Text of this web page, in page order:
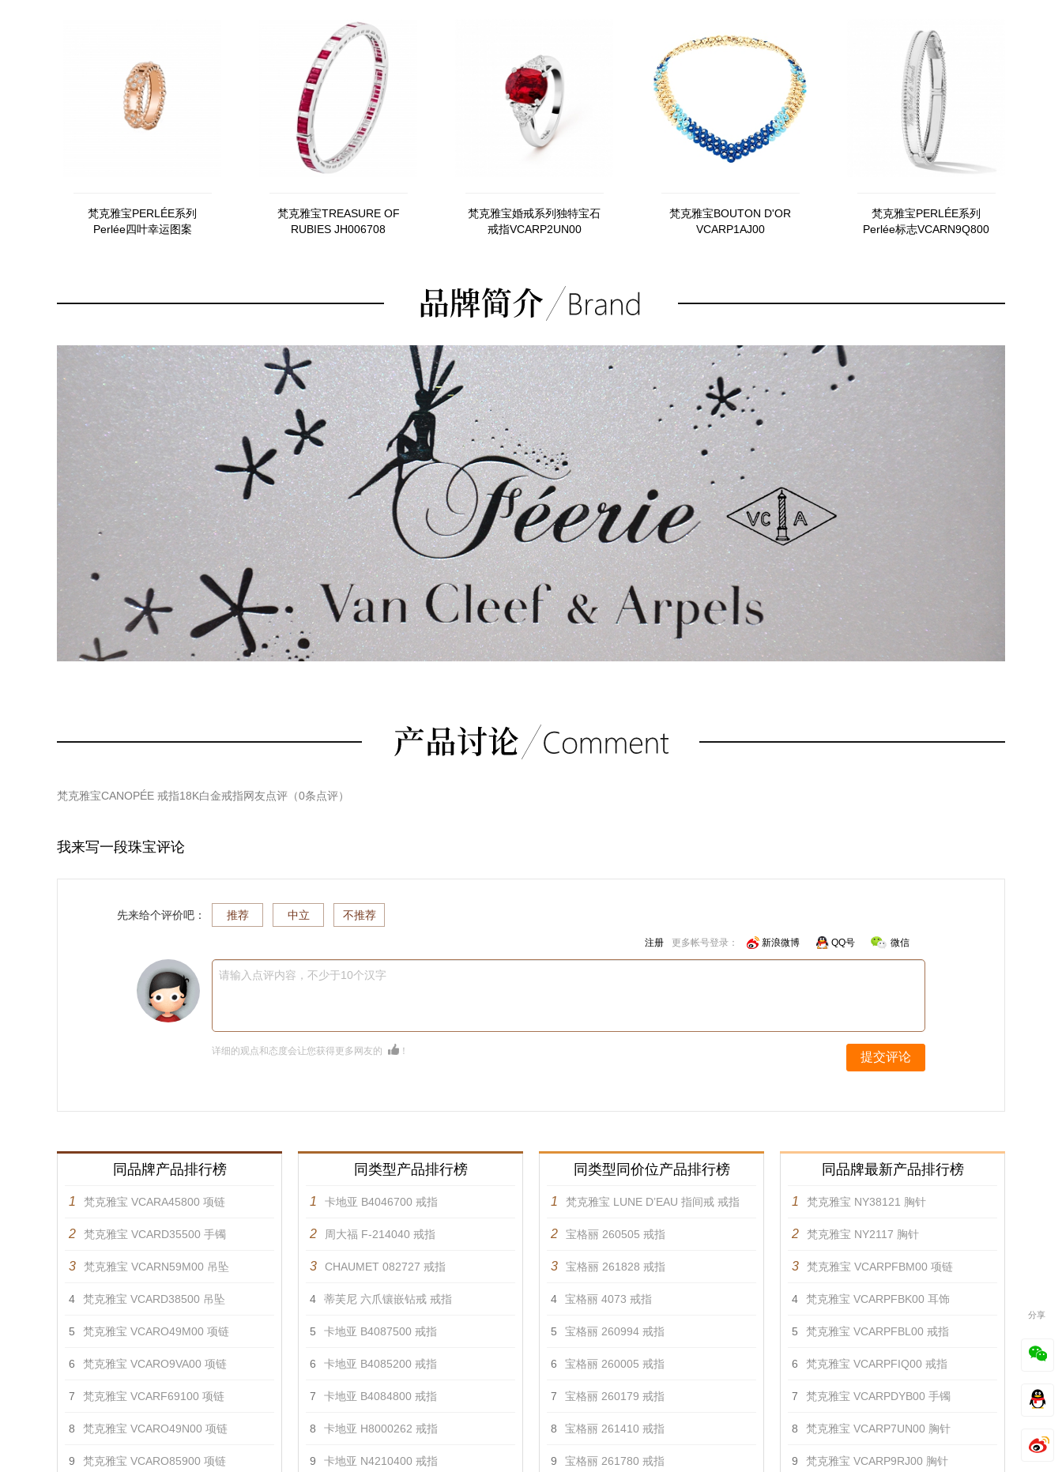
梵克雅宝PERLÉE系列
Perlée四叶幸运图案
梵克雅宝TREASURE OF
RUBIES JH006708
梵克雅宝婚戒系列独特宝石
戒指VCARP2UN00
梵克雅宝BOUTON D'OR
VCARP1AJ00
梵克雅宝PERLÉE系列
Perlée标志VCARN9Q800
梵克雅宝CANOPÉE 戒指18K白金戒指网友点评（0条点评）
我来写一段珠宝评论
先来给个评价吧： 推荐 中立 不推荐
注册 更多帐号登录： 新浪微博 QQ号 微信
请输入点评内容，不少于10个汉字
详细的观点和态度会让您获得更多网友的 ！ 提交评论
同品牌产品排行榜
1 梵克雅宝 VCARA45800 项链
2 梵克雅宝 VCARD35500 手镯
3 梵克雅宝 VCARN59M00 吊坠
4 梵克雅宝 VCARD38500 吊坠
5 梵克雅宝 VCARO49M00 项链
6 梵克雅宝 VCARO9VA00 项链
7 梵克雅宝 VCARF69100 项链
8 梵克雅宝 VCARO49N00 项链
9 梵克雅宝 VCARO85900 项链
同类型产品排行榜
1 卡地亚 B4046700 戒指
2 周大福 F-214040 戒指
3 CHAUMET 082727 戒指
4 蒂芙尼 六爪镶嵌钻戒 戒指
5 卡地亚 B4087500 戒指
6 卡地亚 B4085200 戒指
7 卡地亚 B4084800 戒指
8 卡地亚 H8000262 戒指
9 卡地亚 N4210400 戒指
同类型同价位产品排行榜
1 梵克雅宝 LUNE D’EAU 指间戒 戒指
2 宝格丽 260505 戒指
3 宝格丽 261828 戒指
4 宝格丽 4073 戒指
5 宝格丽 260994 戒指
6 宝格丽 260005 戒指
7 宝格丽 260179 戒指
8 宝格丽 261410 戒指
9 宝格丽 261780 戒指
同品牌最新产品排行榜
1 梵克雅宝 NY38121 胸针
2 梵克雅宝 NY2117 胸针
3 梵克雅宝 VCARPFBM00 项链
4 梵克雅宝 VCARPFBK00 耳饰
5 梵克雅宝 VCARPFBL00 戒指
6 梵克雅宝 VCARPFIQ00 戒指
7 梵克雅宝 VCARPDYB00 手镯
8 梵克雅宝 VCARP7UN00 胸针
9 梵克雅宝 VCARP9RJ00 胸针
分享